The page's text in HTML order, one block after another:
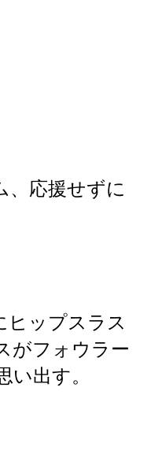
、応援せずに
ヒップスラス
がフォウラー
出す。